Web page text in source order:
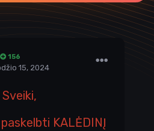
156
15, 2024
Sveiki,
KALĖDINĮ